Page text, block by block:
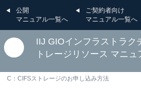
公開
マニュアル一覧へ
ご契約者向け
マニュアル一覧へ
IIJ GIOインフラストラク
トレージリソース マニュ
C：CIFSストレージのお申し込み方法